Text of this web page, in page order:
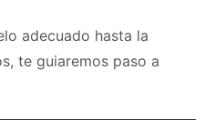
adecuado hasta la
te guiaremos paso a